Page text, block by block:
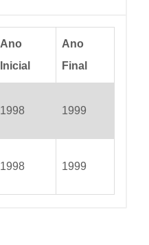
Ano
Inicial
Ano
Final
1998 1999
1998 1999